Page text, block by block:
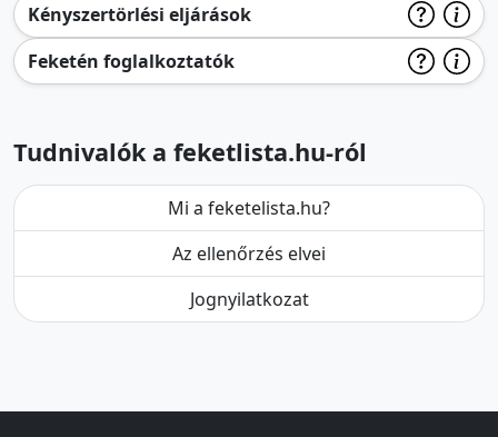
Kényszertörlési eljárások
Feketén foglalkoztatók
Tudnivalók a feketlista.hu-ról
Mi a feketelista.hu?
Az ellenőrzés elvei
Jognyilatkozat